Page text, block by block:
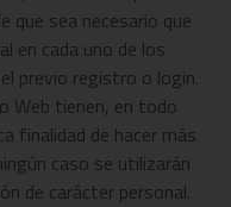
que sea necesario que
en cada uno de los
previo registro o login.
Web tienen, en todo
finalidad de hacer más
caso se utilizarán
de carácter personal.